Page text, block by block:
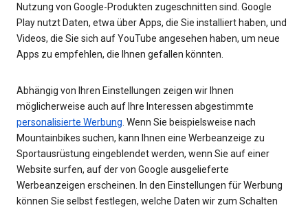
Nutzung von Google-Produkten zugeschnitten sind. Google
Play nutzt Daten, etwa über Apps, die Sie installiert haben, und
Videos, die Sie sich auf YouTube angesehen haben, um neue
Apps zu empfehlen, die Ihnen gefallen könnten.
Abhängig von Ihren Einstellungen zeigen wir Ihnen
möglicherweise auch auf Ihre Interessen abgestimmte
personalisierte Werbung . Wenn Sie beispielsweise nach
Mountainbikes suchen, kann Ihnen eine Werbeanzeige zu
Sportausrüstung eingeblendet werden, wenn Sie auf einer
Website surfen, auf der von Google ausgelieferte
Werbeanzeigen erscheinen. In den Einstellungen für Werbung
können Sie selbst festlegen, welche Daten wir zum Schalten